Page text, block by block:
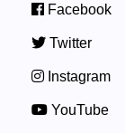
Facebook
Twitter
Instagram
YouTube